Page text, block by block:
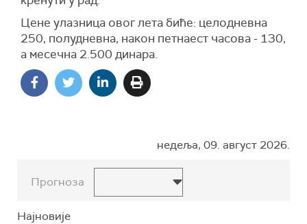
Цене улазница овог лета биће: целодневна
250, полудневна, након петнаест часова - 130,
а месечна 2.500 динара.
недеља, 09. август 2026.
Прогноза
Најновије